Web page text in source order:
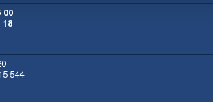
00
18
544